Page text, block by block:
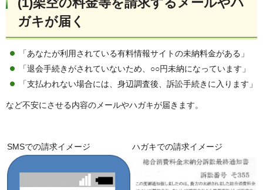
ガキが届く
「あなたが利用されている有料情報サイトの未納料金がある」
「退会手続きがされていないため、○○円未納になっています」
「支払われない場合には、身辺調査後、訴訟手続きに入ります」
など不安にさせる内容のメールやハガキが届きます。
SMSでの請求イメージ ハガキでの請求イメージ